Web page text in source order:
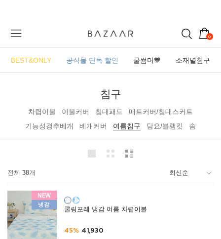
0
BEST&ONLY 공식몰 단독 할인 쿨썸머💙 소재별침구
침구
차렵이불 이불커버 침대패드
매트커버/침대스커트
기능성경추베개
베개커버 여름침구 담요/블랭킷 솜
전체 38개
쿨링포레 냉감 여름 차렵이불
45% 41,930